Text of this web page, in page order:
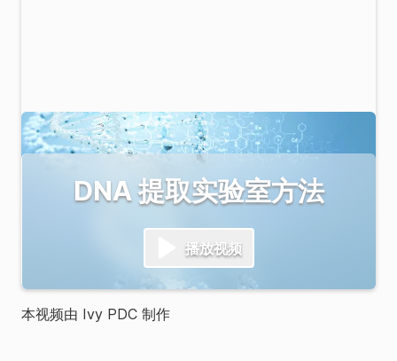
DNA 提取实验室方法
播放视频
本视频由 Ivy PDC 制作